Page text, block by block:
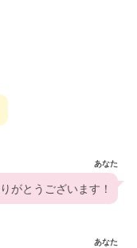
あなた
とうございます！
あなた